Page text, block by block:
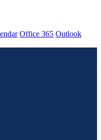
Office 365 Outlook